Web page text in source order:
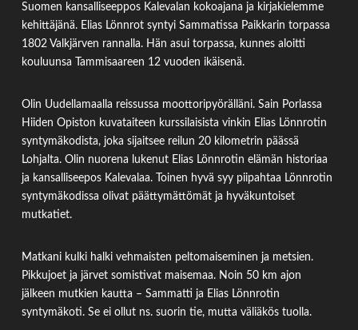
Suomen kansalliseeppos Kalevalan kokoajana ja kirjakielemme
kehittäjänä. Elias Lönnrot syntyi Sammatissa Paikkarin torpassa
1802 Valkjärven rannalla. Hän asui torpassa, kunnes aloitti
kouluunsa Tammisaareen 12 vuoden ikäisenä.
Olin Uudellamaalla reissussa moottoripyörälläni. Sain Porlassa
Hiiden Opiston kuvataiteen kurssilaisista vinkin Elias Lönnrotin
syntymäkodista, joka sijaitsee reilun 20 kilometrin päässä
Lohjalta. Olin nuorena lukenut Elias Lönnrotin elämän historiaa
ja kansalliseepos Kalevalaa. Toinen hyvä syy piipahtaa Lönnrotin
syntymäkodissa olivat päättymättömät ja hyväkuntoiset
mutkatiet.
Matkani kulki halki vehmaisten peltomaiseminen ja metsien.
Pikkujoet ja järvet somistivat maisemaa. Noin 50 km ajon
jälkeen mutkien kautta – Sammatti ja Elias Lönnrotin
syntymäkoti. Se ei ollut ns. suorin tie, mutta väliäkös tuolla.